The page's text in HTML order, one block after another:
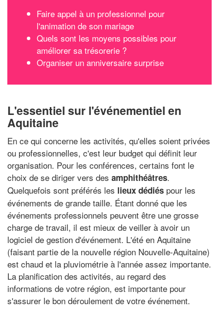
Faire appel à un professionnel pour
l'animation de son mariage
Quels sont les moyens possibles pour
améliorer sa trésorerie ?
Organiser un anniversaire surprise
L'essentiel sur l'événementiel en
Aquitaine
En ce qui concerne les activités, qu'elles soient privées
ou professionnelles, c'est leur budget qui définit leur
organisation. Pour les conférences, certains font le
choix de se diriger vers des amphithéâtres.
Quelquefois sont préférés les lieux dédiés pour les
événements de grande taille. Étant donné que les
événements professionnels peuvent être une grosse
charge de travail, il est mieux de veiller à avoir un
logiciel de gestion d'événement. L'été en Aquitaine
(faisant partie de la nouvelle région Nouvelle-Aquitaine)
est chaud et la pluviométrie à l'année assez importante.
La planification des activités, au regard des
informations de votre région, est importante pour
s'assurer le bon déroulement de votre événement.